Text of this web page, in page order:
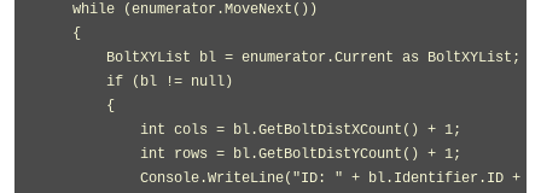
    while (enumerator.MoveNext())
    {
        BoltXYList bl = enumerator.Current as BoltXYList;
        if (bl != null)
        {
            int cols = bl.GetBoltDistXCount() + 1;
            int rows = bl.GetBoltDistYCount() + 1;
Console.WriteLine("ID: " + bl.Identifier.ID +